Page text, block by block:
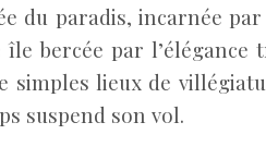
du paradis, incarnée
bercée par l’élégance
simples lieux de
suspend son vol.